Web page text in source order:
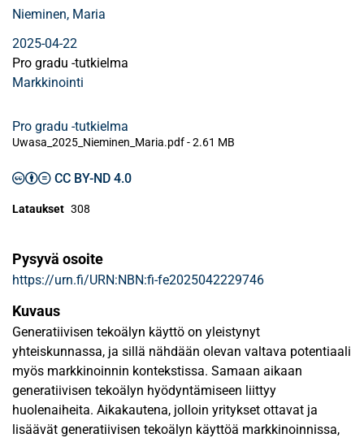
Nieminen, Maria
2025-04-22
Pro gradu -tutkielma
Markkinointi
Pro gradu -tutkielma
Uwasa_2025_Nieminen_Maria.pdf -2.61 MB
CC BY-ND 4.0
Lataukset 308
Pysyvä osoite
https://urn.fi/URN:NBN:fi-fe2025042229746
Kuvaus
Generatiivisen tekoälyn käyttö on yleistynyt
yhteiskunnassa, ja sillä nähdään olevan valtava potentiaali
myös markkinoinnin kontekstissa. Samaan aikaan
generatiivisen tekoälyn hyödyntämiseen liittyy
huolenaiheita. Aikakautena, jolloin yritykset ottavat ja
lisäävät generatiivisen tekoälyn käyttöä markkinoinnissa,